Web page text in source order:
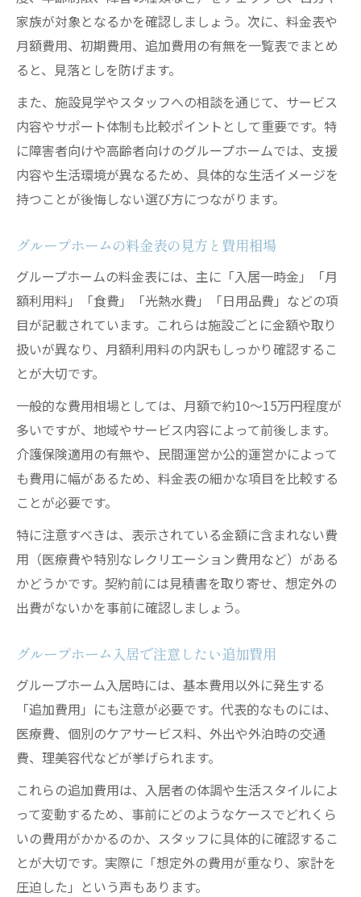
家族が対象となるかを確認しましょう。次に、料金表や
月額費用、初期費用、追加費用の有無を一覧表でまとめ
ると、見落としを防げます。
また、施設見学やスタッフへの相談を通じて、サービス
内容やサポート体制も比較ポイントとして重要です。特
に障害者向けや高齢者向けのグループホームでは、支援
内容や生活環境が異なるため、具体的な生活イメージを
持つことが後悔しない選び方につながります。
グループホームの料金表の見方と費用相場
グループホームの料金表には、主に「入居一時金」「月
額利用料」「食費」「光熱水費」「日用品費」などの項
目が記載されています。これらは施設ごとに金額や取り
扱いが異なり、月額利用料の内訳もしっかり確認するこ
とが大切です。
一般的な費用相場としては、月額で約10～15万円程度が
多いですが、地域やサービス内容によって前後します。
介護保険適用の有無や、民間運営か公的運営かによって
も費用に幅があるため、料金表の細かな項目を比較する
ことが必要です。
特に注意すべきは、表示されている金額に含まれない費
用（医療費や特別なレクリエーション費用など）がある
かどうかです。契約前には見積書を取り寄せ、想定外の
出費がないかを事前に確認しましょう。
グループホーム入居で注意したい追加費用
グループホーム入居時には、基本費用以外に発生する
「追加費用」にも注意が必要です。代表的なものには、
医療費、個別のケアサービス料、外出や外泊時の交通
費、理美容代などが挙げられます。
これらの追加費用は、入居者の体調や生活スタイルによ
って変動するため、事前にどのようなケースでどれくら
いの費用がかかるのか、スタッフに具体的に確認するこ
とが大切です。実際に「想定外の費用が重なり、家計を
圧迫した」という声もあります。